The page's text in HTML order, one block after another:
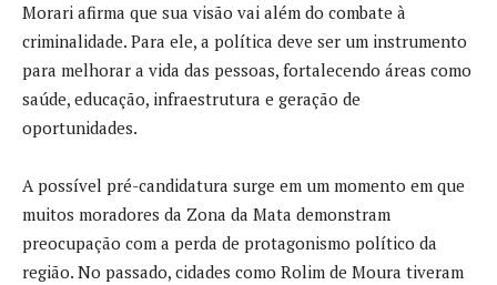
Morari afirma que sua visão vai além do combate à
criminalidade. Para ele, a política deve ser um instrumento
para melhorar a vida das pessoas, fortalecendo áreas como
saúde, educação, infraestrutura e geração de
oportunidades.
A possível pré-candidatura surge em um momento em que
muitos moradores da Zona da Mata demonstram
preocupação com a perda de protagonismo político da
região. No passado, cidades como Rolim de Moura tiveram